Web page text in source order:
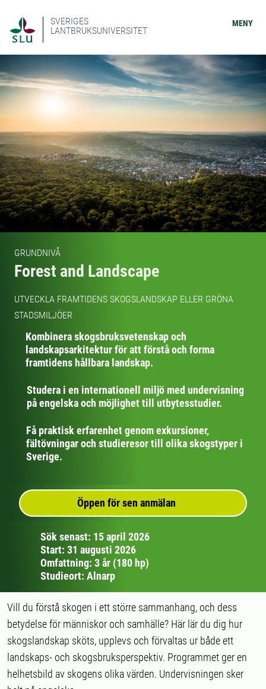
SVERIGES
LANTBRUKSUNIVERSITET
MENY
GRUNDNIVÅ
Forest and Landscape
UTVECKLA FRAMTIDENS SKOGSLANDSKAP ELLER GRÖNA
STADSMILJÖER
Kombinera skogsbruksvetenskap och
landskapsarkitektur för att förstå och forma
framtidens hållbara landskap.
Studera i en internationell miljö med undervisning
på engelska och möjlighet till utbytesstudier.
Få praktisk erfarenhet genom exkursioner,
fältövningar och studieresor till olika skogstyper i
Sverige.
Öppen för sen anmälan
Sök senast: 15 april 2026
Start: 31 augusti 2026
Omfattning: 3 år (180 hp)
Studieort: Alnarp
Vill du förstå skogen i ett större sammanhang, och dess
betydelse för människor och samhälle? Här lär du dig hur
skogslandskap sköts, upplevs och förvaltas ur både ett
landskaps- och skogsbruksperspektiv. Programmet ger en
helhetsbild av skogens olika värden. Undervisningen sker